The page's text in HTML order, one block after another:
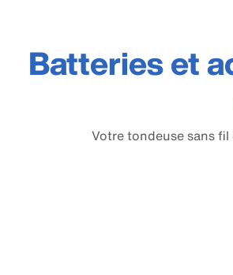
Batteries et
Votre tondeuse sans